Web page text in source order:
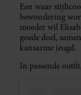
Een waar
bewondering
moeder wil
goede doel,
kansarme jeugd.
In passende